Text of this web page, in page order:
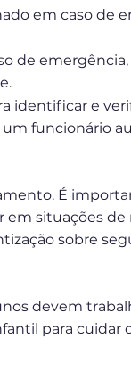
em caso de
de emergência,
identificar e
funcionário
É
situações de
sobre
devem
para cuidar